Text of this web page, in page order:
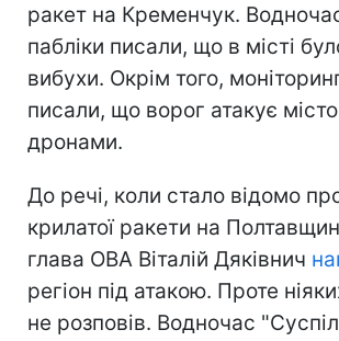
ракет на Кременчук.
пабліки писали, що в місті
вибухи. Окрім того,
писали, що ворог атакує
дронами.
До речі, коли стало відомо
крилатої ракети на
глава ОВА Віталій Дяківнич
регіон під атакою. Проте
не розповів. Водночас